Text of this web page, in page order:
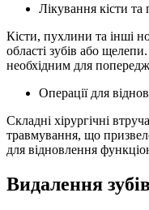
Лікування кісти та
Кісти, пухлини та інші
області зубів або
необхідним для
Операції для
Складні хірургічні
травмування, що
для відновлення
Видалення